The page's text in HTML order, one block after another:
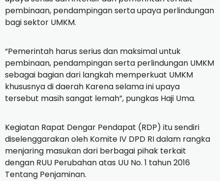
pembinaan, pendampingan serta upaya perlindungan
bagi sektor UMKM.
“Pemerintah harus serius dan maksimal untuk
pembinaan, pendampingan serta perlindungan UMKM
sebagai bagian dari langkah memperkuat UMKM
khususnya di daerah Karena selama ini upaya
tersebut masih sangat lemah”, pungkas Haji Uma.
Kegiatan Rapat Dengar Pendapat (RDP) itu sendiri
diselenggarakan oleh Komite IV DPD RI dalam rangka
menjaring masukan dari berbagai pihak terkait
dengan RUU Perubahan atas UU No. 1 tahun 2016
Tentang Penjaminan.